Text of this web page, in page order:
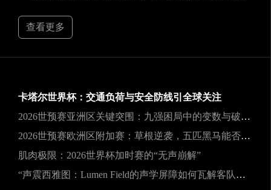
查看更多
卡塔尔世界杯：交通负荷与安全防线引全球关注
2026世预赛亚洲区关键突围：九强困局中的变数与破局之道
2026世预赛欧洲区附加赛：草根逆袭，五匹黑马能否撕裂旧格局？
肌肉极限：2026世界杯加时赛的“无声崩解”
“声震西雅图：Lumen Field的声学屏障如何瓦解客队进攻，与2026世界杯的降噪博弈”